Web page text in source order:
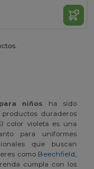
niños ha sido
productos duraderos
color violeta es una
para uniformes
que buscan
como Beechfield,
cumpla con los